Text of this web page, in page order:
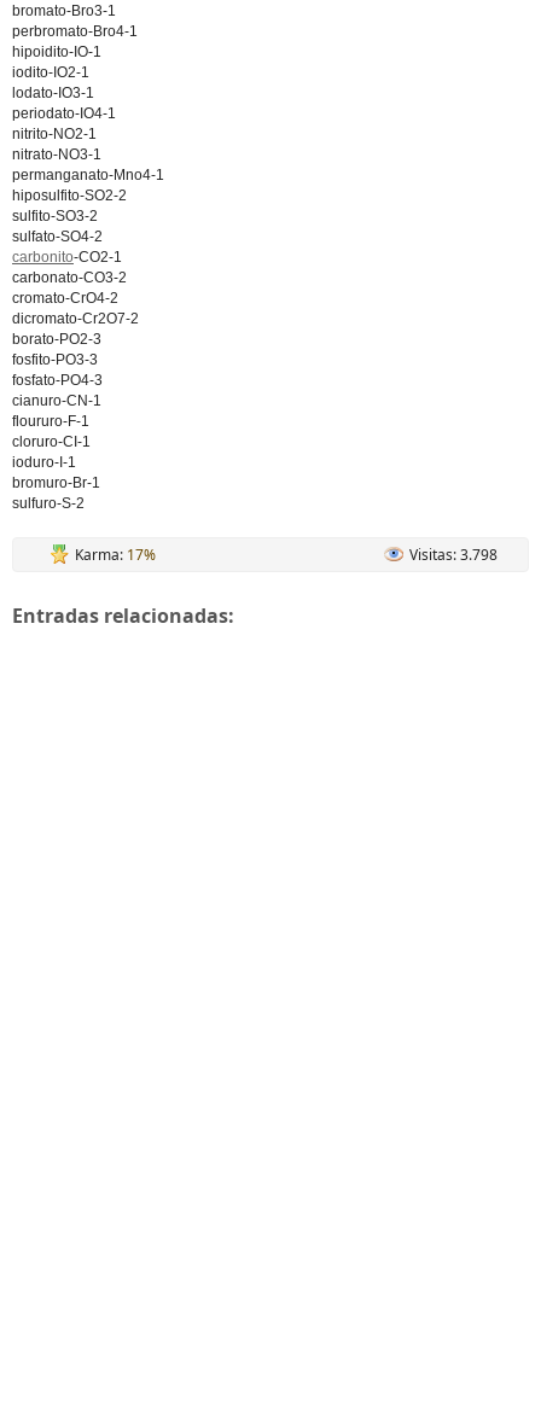
bromato-Bro3-1
perbromato-Bro4-1
hipoidito-IO-1
iodito-IO2-1
lodato-IO3-1
periodato-IO4-1
nitrito-NO2-1
nitrato-NO3-1
permanganato-Mno4-1
hiposulfito-SO2-2
sulfito-SO3-2
sulfato-SO4-2
carbonito-CO2-1
carbonato-CO3-2
cromato-CrO4-2
dicromato-Cr2O7-2
borato-PO2-3
fosfito-PO3-3
fosfato-PO4-3
cianuro-CN-1
floururo-F-1
cloruro-CI-1
ioduro-I-1
bromuro-Br-1
sulfuro-S-2
Karma: 17% Visitas: 3.798
Entradas relacionadas: